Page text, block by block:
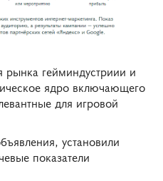
рынка гейминдустриии и
ядро включающего
для игровой
установили
показатели